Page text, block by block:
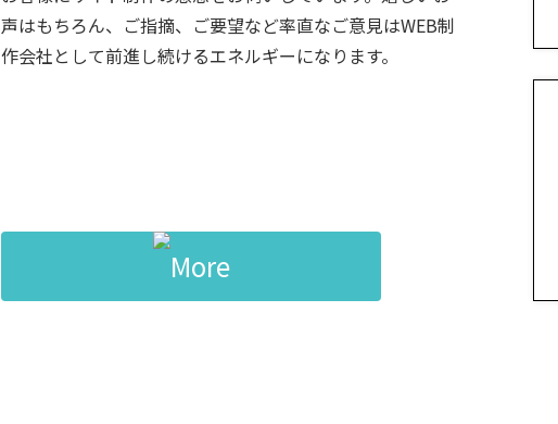
声はもちろん、ご指摘、ご要望など率直なご意見はWEB制
作会社として前進し続けるエネルギーになります。